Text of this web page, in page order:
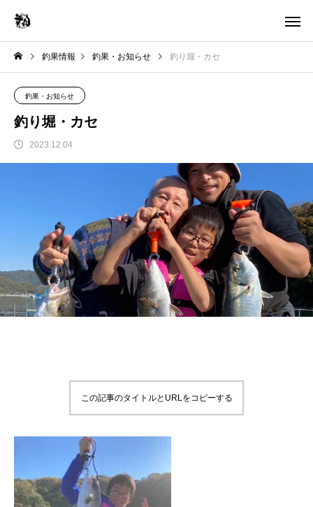
釣果情報 釣果・お知らせ 釣り堀・カセ
釣果・お知らせ
釣り堀・カセ
2023.12.04
この記事のタイトルとURLをコピーする